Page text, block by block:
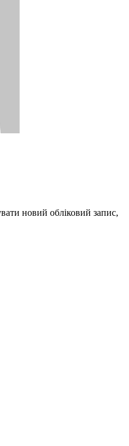
новий обліковий запис,